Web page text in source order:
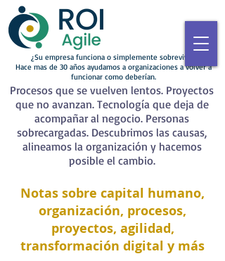
¿Su empresa funciona o simplemente sobrevive?
Hace mas de 30 años ayudamos a organizaciones a volver a
funcionar como deberían.
Procesos que se vuelven lentos. Proyectos
que no avanzan. Tecnología que deja de
acompañar al negocio. Personas
sobrecargadas. Descubrimos las causas,
alineamos la organización y hacemos
posible el cambio.
Notas sobre capital humano,
organización, procesos,
proyectos, agilidad,
transformación digital y más